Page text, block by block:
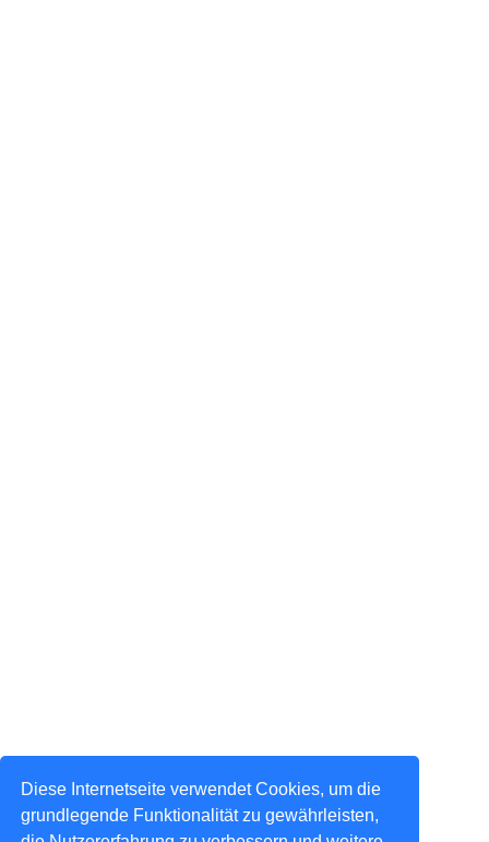
Diese Internetseite verwendet Cookies, um die
grundlegende Funktionalität zu gewährleisten,